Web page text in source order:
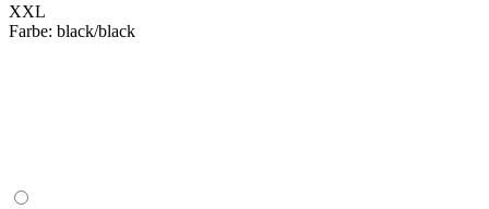
XXL
Farbe: black/black